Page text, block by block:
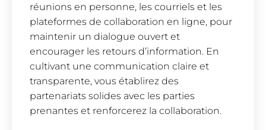
réunions en personne, les courriels et les
plateformes de collaboration en ligne, pour
maintenir un dialogue ouvert et
encourager les retours d’information. En
cultivant une communication claire et
transparente, vous établirez des
partenariats solides avec les parties
prenantes et renforcerez la collaboration.